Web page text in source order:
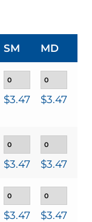
SM MD
$3.47 $3.47
$3.47 $3.47
$3.47 $3.47